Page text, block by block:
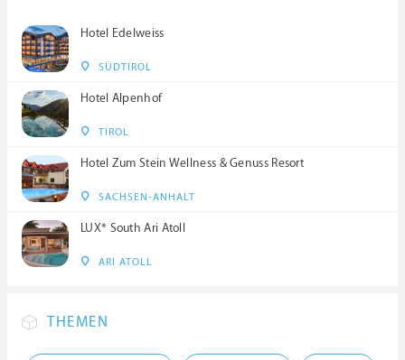
Hotel Edelweiss
SÜDTIROL
Hotel Alpenhof
TIROL
Hotel Zum Stein Wellness & Genuss Resort
SACHSEN-ANHALT
LUX* South Ari Atoll
ARI ATOLL
THEMEN